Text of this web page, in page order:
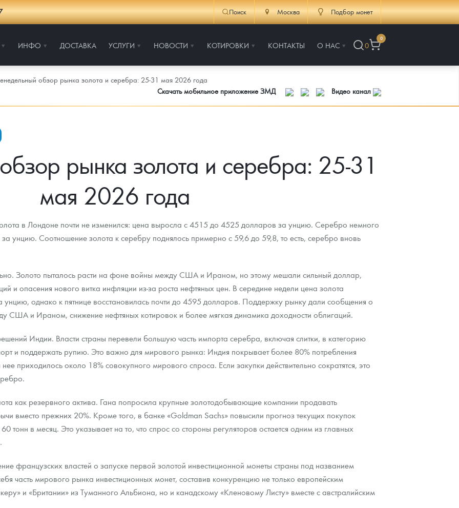
Поиск Москва Подбор монет
ИНФО ДОСТАВКА УСЛУГИ НОВОСТИ КОТИРОВКИ КОНТАКТЫ О НАС 0
0
платины на 2026 год
обзор рынка золота и серебра: 25-31 мая 2026 года
Скачать мобильное приложение ЗМД
Видео канал
рынка золота и серебра: 25-31
мая 2026 года
в Лондоне почти не изменился: цена выросла с 4515 до 4525 долларов за унцию. Серебро немного
унцию. Соотношение золота к серебру поднялось примерно с 59,6 до 59,8, то есть, серебро вновь
Золото пыталось расти на фоне войны между США и Ираном, но этому мешали сильный доллар,
и опасения нового витка инфляции из-за роста нефтяных цен. В середине недели цена золота
однако к пятнице восстановилась почти до 4595 долларов. Поддержку рынку дали сообщения о
США и Ираном, снижение нефтяных котировок и более мягкая динамика доходности облигаций.
Индии. Власти страны перевели большую часть импорта серебра, включая слитки, в категорию
и поддержать рупию. Это важно для мирового рынка: Индия покрывает более 80% потребления
приходилось около 18% совокупного мирового спроса. Если закупки действительно сократятся, это
как резервного актива. Гана попросила крупные золотодобывающие компании продавать
вместо прежних 20%. Кроме того, в банке «Goldman Sachs» повысили прогноз текущих покупок
тонн в месяц. Это указывает на то, что спрос со стороны регуляторов остается одним из главных
французских властей о запуске первой золотой инвестиционной монеты страны под названием
часть мирового рынка инвестиционных монет, составив конкуренцию не только европейским
и «Британии» из Туманного Альбиона, но и канадскому «Кленовому Листу» вместе с австралийским